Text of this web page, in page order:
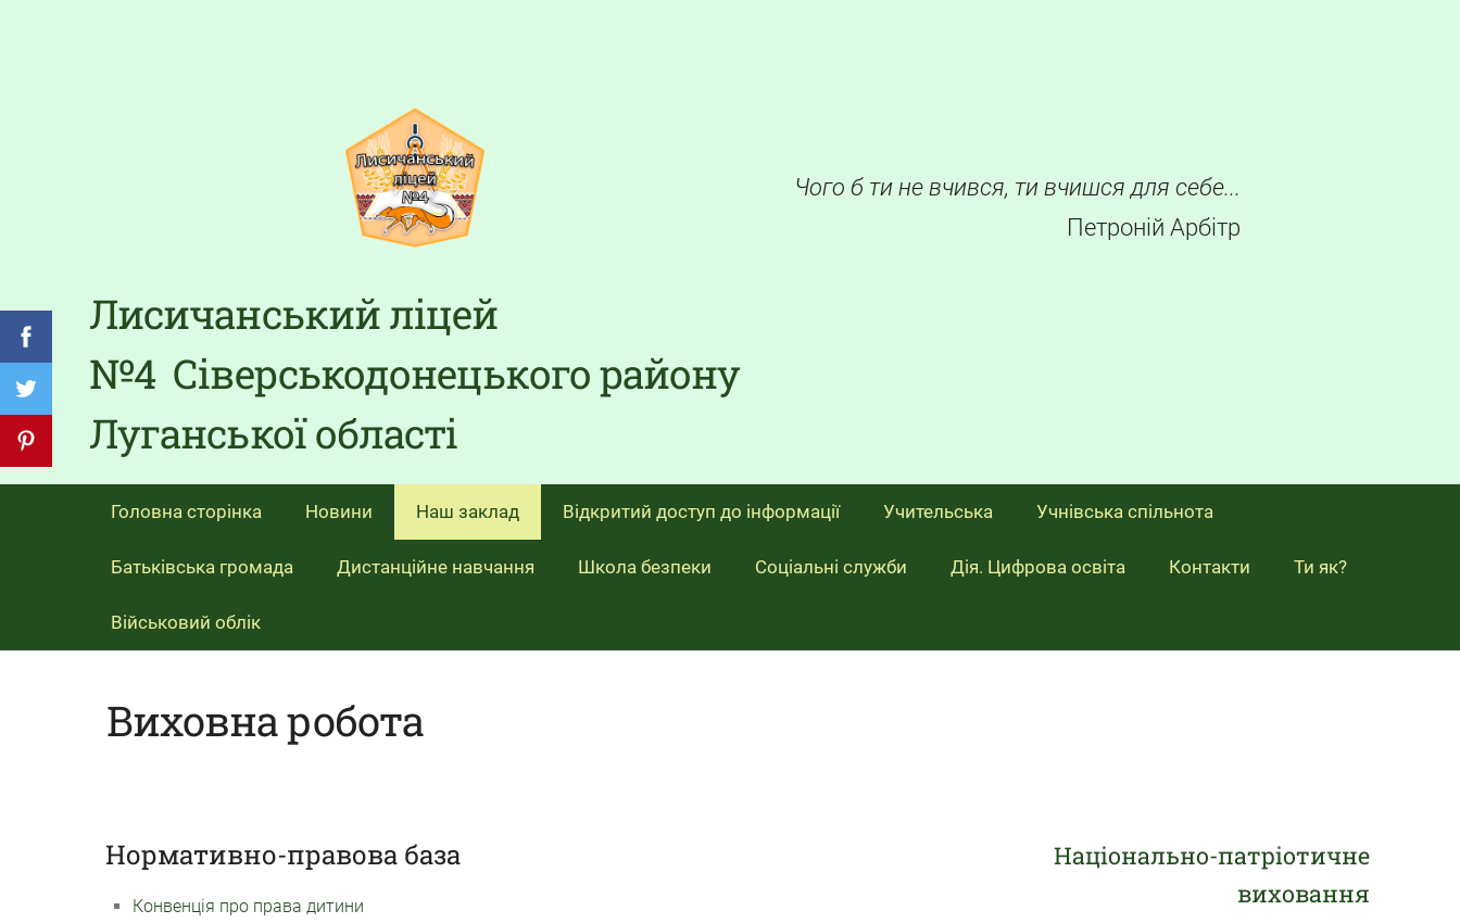
Лисичанський ліцей
№4 Сіверськодонецького району
Луганської області
Чого б ти не вчився, ти вчишся для себе...
Петроній Арбітр
Головна сторінка Новини Наш заклад Відкритий доступ до інформації Учительська Учнівська спільнота
Батьківська громада Дистанційне навчання Школа безпеки Соціальні служби Дія. Цифрова освіта Контакти Ти як?
Військовий облік
Виховна робота
Нормативно-правова база
Конвенція про права дитини
Національно-патріотичне
виховання